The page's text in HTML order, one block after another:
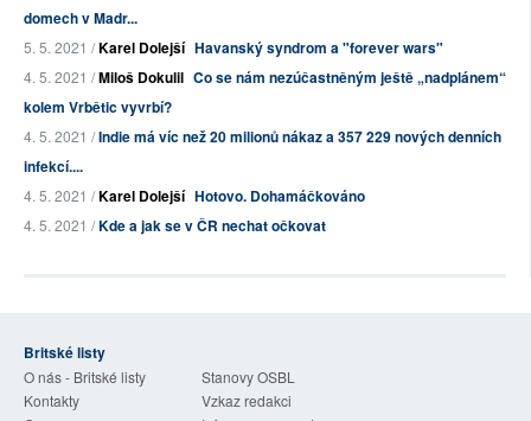
domech v Madr...
5. 5. 2021 /Karel Dolejší Havanský syndrom a "forever wars"
4. 5. 2021 /Miloš Dokulil Co se nám nezúčastněným ještě „nadplánem“
kolem Vrbětic vyvrbí?
4. 5. 2021 /Indie má víc než 20 milionů nákaz a 357 229 nových denních
infekcí....
4. 5. 2021 /Karel Dolejší Hotovo. Dohamáčkováno
4. 5. 2021 /Kde a jak se v ČR nechat očkovat
Britské listy
O nás - Britské listy
Stanovy OSBL
Kontakty
Vzkaz redakci